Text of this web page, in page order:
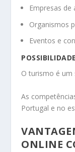
Empresas
Organismos
Eventos e
O turismo é um
As
Portugal e no
ONLINE